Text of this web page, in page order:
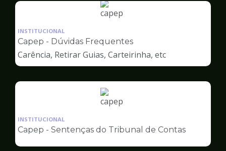
Ilustração
pagina
de
Capep
INSTITUCIONAL
Capep - Dúvidas Frequentes
Carência, Retirar Guias, Carteirinha, etc
Ilustração
pagina
INSTITUCIONAL
Capep - Sentenças do Tribunal de Contas